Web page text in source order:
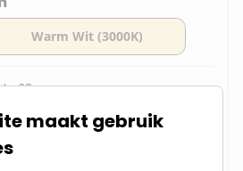
38 cm
op batterijen
van polyester
maakt gebruik